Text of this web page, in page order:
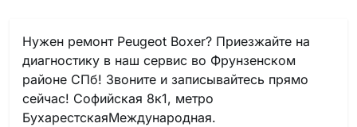
Нужен ремонт Peugeot Boxer? Приезжайте на
диагностику в наш сервис во Фрунзенском
районе СПб! Звоните и записывайтесь прямо
сейчас! Софийская 8к1, метро
БухарестскаяМеждународная.